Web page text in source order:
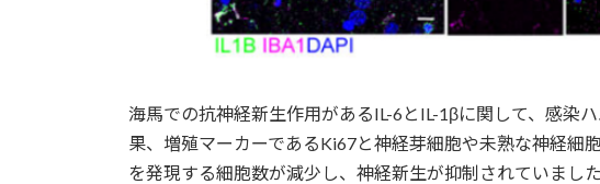
海馬での抗神経新生作用があるIL-6とIL-1βに関して、感染
果、増殖マーカーであるKi67と神経芽細胞や未熟な神経細
を発現する細胞数が減少し、神経新生が抑制されていました